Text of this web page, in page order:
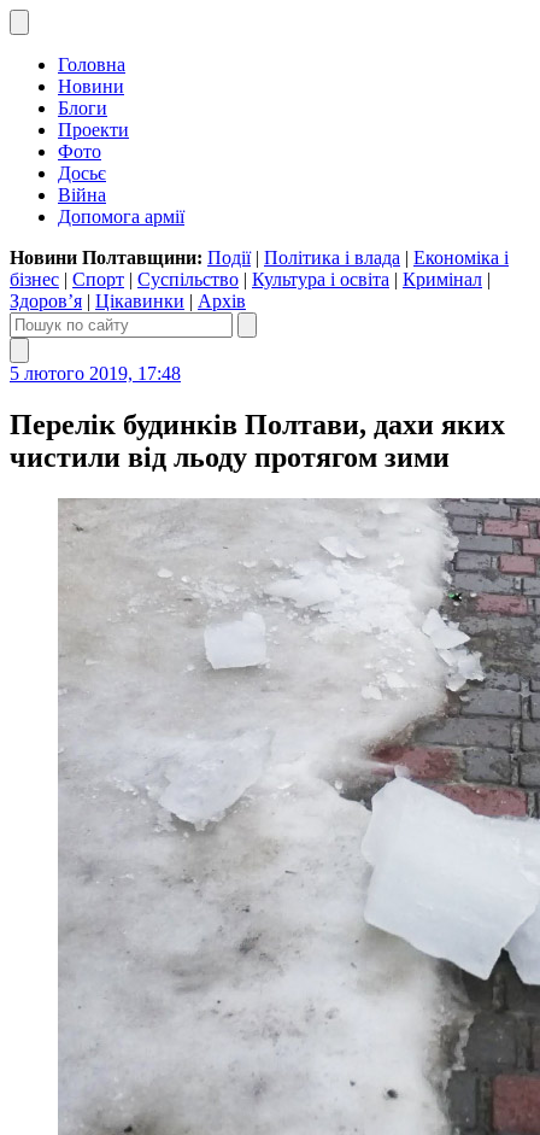
Головна
Новини
Блоги
Проекти
Фото
Досьє
Війна
Допомога армії
Новини Полтавщини: Події| Політика і влада | Економіка і
бізнес | Спорт | Суспільство | Культура і освіта | Кримінал |
Здоров’я | Цікавинки | Архів
5 лютого 2019, 17:48
Перелік будинків Полтави, дахи яких
чистили від льоду протягом зими